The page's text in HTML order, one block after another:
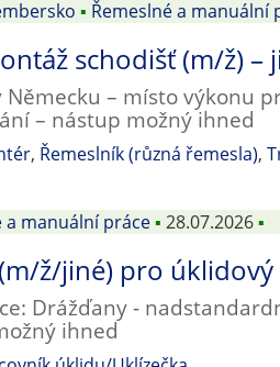
▪ Řemeslné a manuální
schodišť (m/ž) –
– místo výkonu
– nástup možný ihned
, Řemeslník (různá řemesla),
a manuální práce▪ 28.07.2026▪
ž/jiné) pro úklidový
Drážďany -
ihned